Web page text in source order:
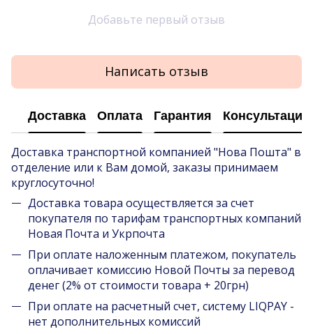
Добавьте первый отзыв
Написать отзыв
Доставка Оплата Гарантия Консультация
Доставка транспортной компанией "Нова Пошта" в
отделение или к Вам домой, заказы принимаем
круглосуточно!
Доставка товара осуществляется за счет
покупателя по тарифам транспортных компаний
Новая Почта и Укрпочта
При оплате наложенным платежом, покупатель
оплачивает комиссию Новой Почты за перевод
денег (2% от стоимости товара + 20грн)
При оплате на расчетный счет, систему LIQPAY -
нет дополнительных комиссий